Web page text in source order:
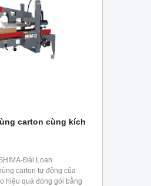
carton cùng kích
Đài Loan
carton tự động của
hiệu quả đóng gói bằng